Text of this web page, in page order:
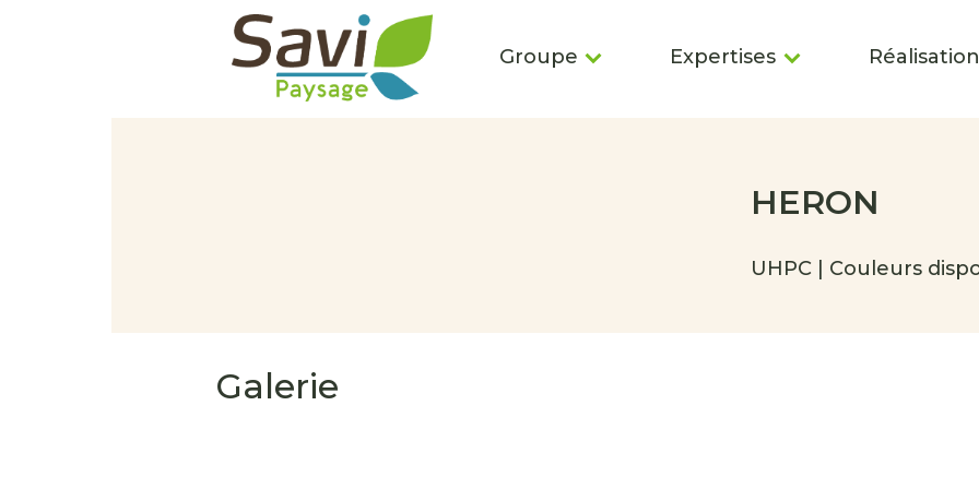
Groupe Expertises
HERON
UHPC | Couleurs
Galerie